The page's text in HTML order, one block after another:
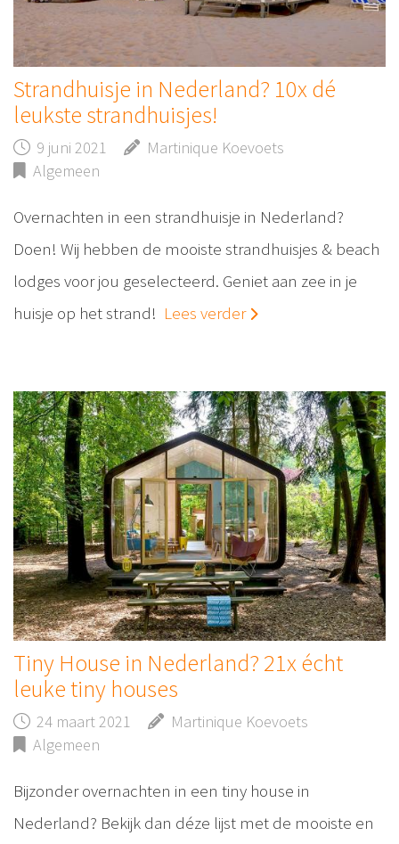
Strandhuisje in Nederland? 10x dé
leukste strandhuisjes!
9 juni 2021
Martinique Koevoets
Algemeen
Overnachten in een strandhuisje in Nederland?
Doen! Wij hebben de mooiste strandhuisjes & beach
lodges voor jou geselecteerd. Geniet aan zee in je
huisje op het strand! Lees verder
Tiny House in Nederland? 21x écht
leuke tiny houses
24 maart 2021
Martinique Koevoets
Algemeen
Bijzonder overnachten in een tiny house in
Nederland? Bekijk dan déze lijst met de mooiste en